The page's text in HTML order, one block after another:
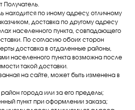
Получатель.
находится по иному адресу, отличному
доставка по другому адресу
населенного пункта, совпадающего
По согласию обоих сторон
доставка в отдаленные районы,
населенного пункта возможна после
такой доставки.
на сайте, может быть изменена в
города или за его пределы;
пункт при оформлении заказа;